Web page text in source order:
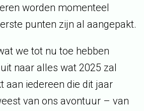
worden momenteel
punten zijn al aangepakt.
we tot nu toe hebben
naar alles wat 2025 zal
aan iedereen die dit jaar
van ons avontuur – van